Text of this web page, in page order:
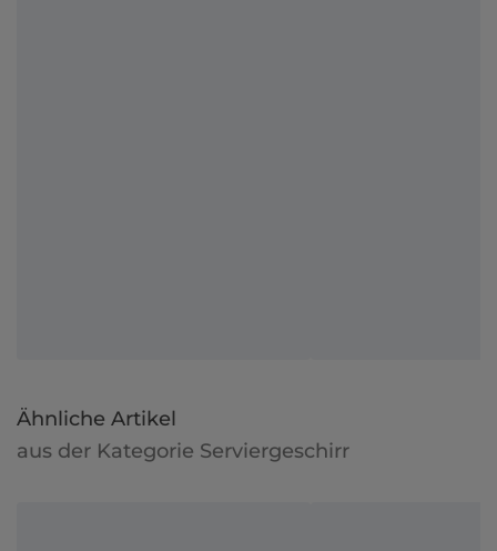
Ähnliche Artikel
aus der Kategorie Serviergeschirr